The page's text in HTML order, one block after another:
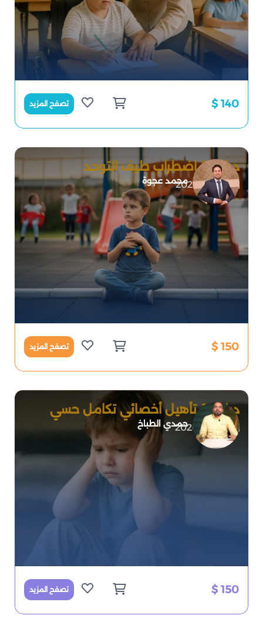
140 $ تصفح المزيد
محمد عجوة
دبلومة اضطراب طيف التوحد
2026-06-25
150 $ تصفح المزيد
حمدي الطباخ
دبلومة تأهيل أخصائي تكامل حسي
2026-07-08
150 $ تصفح المزيد